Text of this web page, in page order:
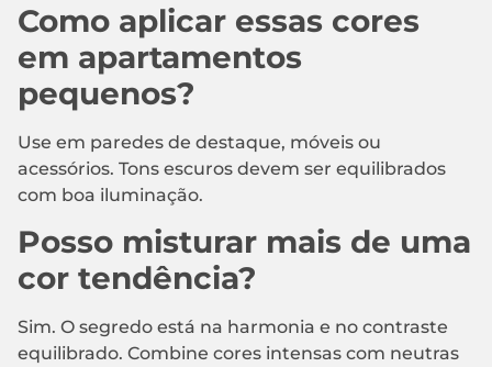
Como aplicar essas cores
em apartamentos
pequenos?
Use em paredes de destaque, móveis ou
acessórios. Tons escuros devem ser equilibrados
com boa iluminação.
Posso misturar mais de uma
cor tendência?
Sim. O segredo está na harmonia e no contraste
equilibrado. Combine cores intensas com neutras